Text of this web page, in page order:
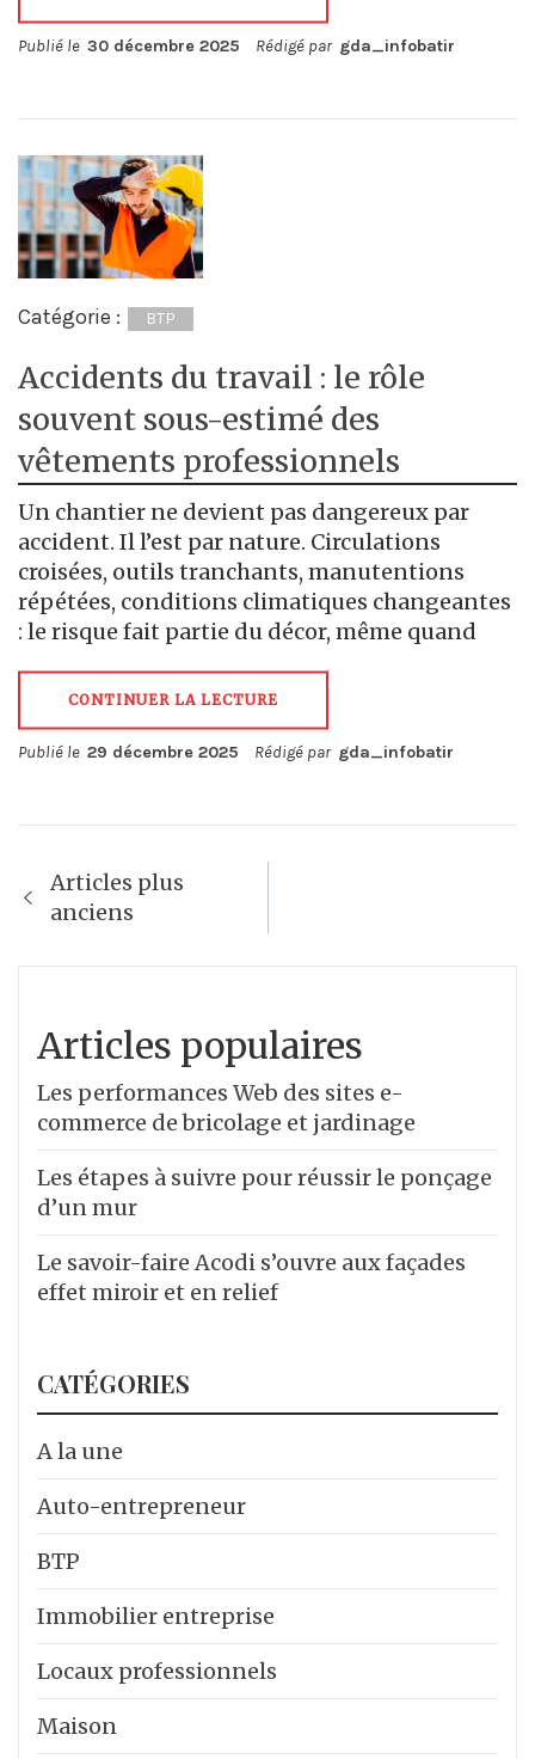
Publié le 30 décembre 2025 Rédigé par gda_infobatir
Catégorie : BTP
Accidents du travail : le rôle
souvent sous-estimé des
vêtements professionnels
Un chantier ne devient pas dangereux par
accident. Il l’est par nature. Circulations
croisées, outils tranchants, manutentions
répétées, conditions climatiques changeantes
: le risque fait partie du décor, même quand
CONTINUER LA LECTURE
Publié le 29 décembre 2025 Rédigé par gda_infobatir
Navigation
des
Articles plus
anciens
Articles populaires
Les performances Web des sites e-
commerce de bricolage et jardinage
Les étapes à suivre pour réussir le ponçage
d’un mur
Le savoir-faire Acodi s’ouvre aux façades
effet miroir et en relief
CATÉGORIES
A la une
Auto-entrepreneur
BTP
Immobilier entreprise
Locaux professionnels
Maison